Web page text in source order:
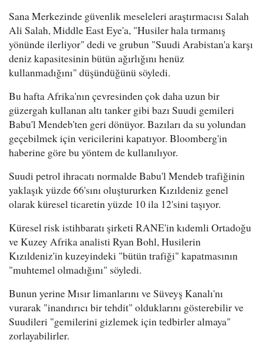
Sana Merkezinde güvenlik meseleleri araştırmacısı Salah
Ali Salah, Middle East Eye'a, "Husiler hala tırmanış
yönünde ilerliyor" dedi ve grubun "Suudi Arabistan'a karşı
deniz kapasitesinin bütün ağırlığını henüz
kullanmadığını" düşündüğünü söyledi.
Bu hafta Afrika'nın çevresinden çok daha uzun bir
güzergah kullanan altı tanker gibi bazı Suudi gemileri
Babu'l Mendeb'ten geri dönüyor. Bazıları da su yolundan
geçebilmek için vericilerini kapatıyor. Bloomberg'in
haberine göre bu yöntem de kullanılıyor.
Suudi petrol ihracatı normalde Babu'l Mendeb trafiğinin
yaklaşık yüzde 66'sını oluştururken Kızıldeniz genel
olarak küresel ticaretin yüzde 10 ila 12'sini taşıyor.
Küresel risk istihbaratı şirketi RANE'in kıdemli Ortadoğu
ve Kuzey Afrika analisti Ryan Bohl, Husilerin
Kızıldeniz'in kuzeyindeki "bütün trafiği" kapatmasının
"muhtemel olmadığını" söyledi.
Bunun yerine Mısır limanlarını ve Süveyş Kanalı'nı
vurarak "inandırıcı bir tehdit" olduklarını gösterebilir ve
Suudileri "gemilerini gizlemek için tedbirler almaya"
zorlayabilirler.